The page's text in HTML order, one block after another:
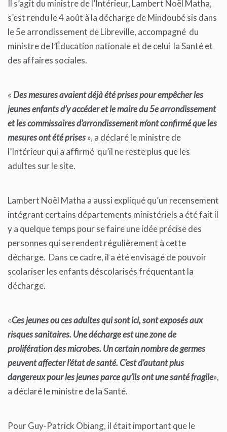
Il s’agit du ministre de l’Intérieur, Lambert Noël Matha,
s’est rendu le 4 août à la décharge de Mindoubé sis dans
le 5e arrondissement de Libreville, accompagné du
ministre de l’Éducation nationale et de celui la Santé et
des affaires sociales.
«Des mesures avaient déjà été prises pour empêcher les
jeunes enfants d’y accéder et le maire du 5e arrondissement
et les commissaires d’arrondissement m’ont confirmé que les
mesures ont été prises», a déclaré le ministre de
l’Intérieur qui a affirmé qu’il ne reste plus que les
adultes sur le site.
Lambert Noël Matha a aussi expliqué qu’un recensement
intégrant certains départements ministériels a été fait il
y a quelque temps pour se faire une idée précise des
personnes qui se rendent régulièrement à cette
décharge. Dans ce cadre, il a été envisagé de pouvoir
scolariser les enfants déscolarisés fréquentant la
décharge.
«Ces jeunes ou ces adultes qui sont ici, sont exposés aux
risques sanitaires. Une décharge est une zone de
prolifération des microbes. Un certain nombre de germes
peuvent affecter l’état de santé. C’est d’autant plus
dangereux pour les jeunes parce qu’ils ont une santé fragile»,
a déclaré le ministre de la Santé.
Pour Guy-Patrick Obiang, il était important que le